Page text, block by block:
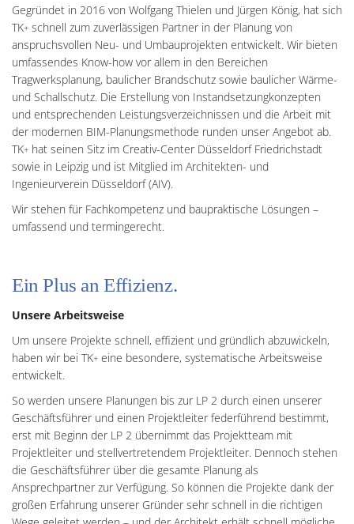
Gegründet in 2016 von Wolfgang Thielen und Jürgen König, hat sich
TK+ schnell zum zuverlässigen Partner in der Planung von
anspruchsvollen Neu- und Umbauprojekten entwickelt. Wir bieten
umfassendes Know-how vor allem in den Bereichen
Tragwerksplanung, baulicher Brandschutz sowie baulicher Wärme-
und Schallschutz. Die Erstellung von Instandsetzungkonzepten
und entsprechenden Leistungsverzeichnissen und die Arbeit mit
der modernen BIM-Planungsmethode runden unser Angebot ab.
TK+ hat seinen Sitz im Creativ-Center Düsseldorf Friedrichstadt
sowie in Leipzig und ist Mitglied im Architekten- und
Ingenieurverein Düsseldorf (AIV).
Wir stehen für Fachkompetenz und baupraktische Lösungen –
umfassend und termingerecht.
Ein Plus an Effizienz.
Unsere Arbeitsweise
Um unsere Projekte schnell, effizient und gründlich abzuwickeln,
haben wir bei TK+ eine besondere, systematische Arbeitsweise
entwickelt.
So werden unsere Planungen bis zur LP 2 durch einen unserer
Geschäftsführer und einen Projektleiter federführend bestimmt,
erst mit Beginn der LP 2 übernimmt das Projektteam mit
Projektleiter und stellvertretendem Projektleiter. Dennoch stehen
die Geschäftsführer über die gesamte Planung als
Ansprechpartner zur Verfügung. So können die Projekte dank der
großen Erfahrung unserer Gründer sehr schnell in die richtigen